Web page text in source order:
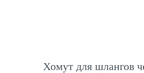
Хомут для шлангов